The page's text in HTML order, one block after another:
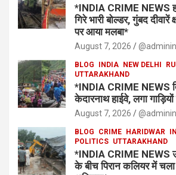
*INDIA CRIME NEWS
गिरे भारी बोल्डर, गुंबद
पर आया मलबा*
August 7, 2026
BLOG INDIA NEW DELHI
UTTARAKHAND
*INDIA CRIME NEWS
केदारनाथ हाईवे, लगा
August 7, 2026
BLOG CRIME HARIDWAR
POLITICS UTTARAKHAND
*INDIA CRIME NEWS
के बीच पिरान कलियर में